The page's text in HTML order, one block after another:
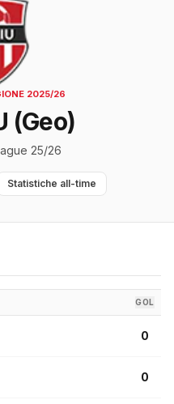
2025/26
(Geo)
25/26
Statistiche all-time
GOL
0
0